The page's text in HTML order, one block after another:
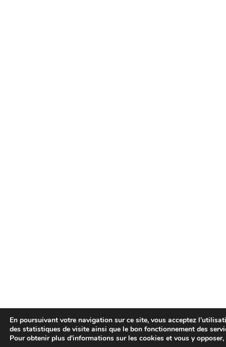
En poursuivant votre navigation sur ce site, vous acceptez
des statistiques de visite ainsi que le bon fonctionnement des
Pour obtenir plus d'informations sur les cookies et vous y